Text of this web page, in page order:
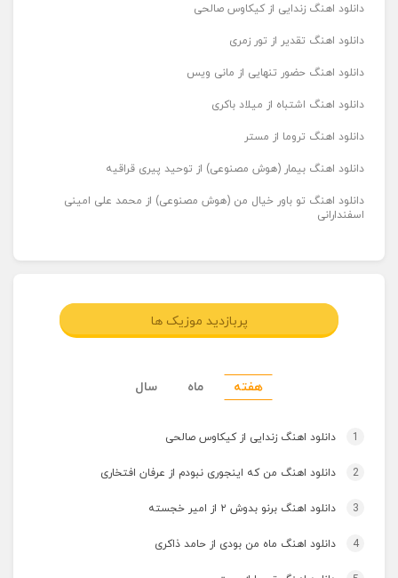
دانلود اهنگ زندایی از کیکاوس صالحی
دانلود اهنگ تقدیر از تور زمری
دانلود اهنگ حضور تنهایی از مانی ویس
دانلود اهنگ اشتباه از میلاد باکری
دانلود اهنگ تروما از مستر
دانلود اهنگ بیمار (هوش مصنوعی) از توحید پیری قراقیه
دانلود اهنگ تو باور خیال من (هوش مصنوعی) از محمد علی امینی
اسفندارانی
پربازدید موزیک ها
هفته ماه سال
1 دانلود اهنگ زندایی از کیکاوس صالحی
2 دانلود اهنگ من که اینجوری نبودم از عرفان افتخاری
3 دانلود اهنگ برنو بدوش ۲ از امیر خجسته
4 دانلود اهنگ ماه من بودی از حامد ذاکری